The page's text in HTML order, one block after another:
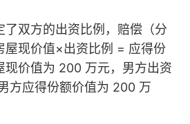
了双方的出资比例，赔偿（分
屋现价值×出资比例 = 应得份
现价值为 200 万元，男方出资
方应得份额价值为 200 万